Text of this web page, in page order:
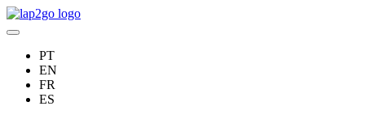
PT
EN
FR
ES